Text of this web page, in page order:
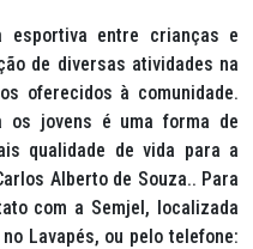
esportiva entre crianças e
de diversas atividades na
oferecidos à comunidade.
os jovens é uma forma de
qualidade de vida para a
Alberto de Souza.. Para
com a Semjel, localizada
Lavapés, ou pelo telefone: